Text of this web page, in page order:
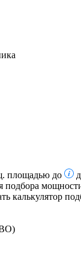
площадью до
подбора
калькулятор